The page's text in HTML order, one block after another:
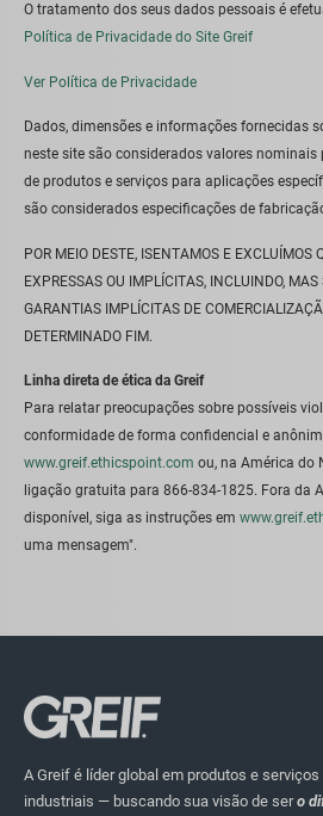
O tratamento dos seus dados pessoais é
Política de Privacidade do Site Greif
Ver Política de Privacidade
Dados, dimensões e informações fornecidas
neste site são considerados valores
de produtos e serviços para aplicações
são considerados especificações de
POR MEIO DESTE, ISENTAMOS E EXCLUÍMOS
EXPRESSAS OU IMPLÍCITAS, INCLUINDO,
GARANTIAS IMPLÍCITAS DE
DETERMINADO FIM.
Linha direta de ética da Greif
Para relatar preocupações sobre possíveis
conformidade de forma confidencial e
www.greif.ethicspoint.com ou, na América do
ligação gratuita para 866-834-1825. Fora da
disponível, siga as instruções em
uma mensagem".
A Greif é líder global em produtos e
industriais — buscando sua visão de sero